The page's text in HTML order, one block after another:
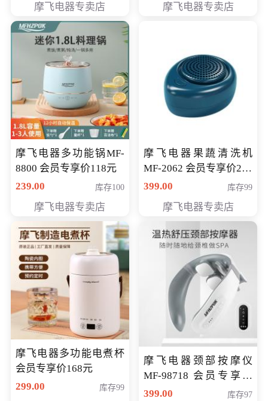
摩飞电器专卖店 摩飞电器专卖店
摩飞电器多功能锅MF-
8800 会员专享价118元
239.00
库存100
摩飞电器专卖店
摩飞电器果蔬清洗机
MF-2062 会员专享价268
元
399.00 库存99
摩飞电器专卖店
摩飞电器多功能电煮杯
会员专享价168元
299.00
库存99
摩飞电器颈部按摩仪
MF-98718 会员专享价
299元
399.00 库存97